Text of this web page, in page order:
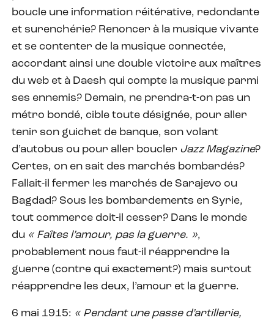
boucle une information réitérative, redondante
et surenchérie? Renoncer à la musique vivante
et se contenter de la musique connectée,
accordant ainsi une double victoire aux maîtres
du web et à Daesh qui compte la musique parmi
ses ennemis? Demain, ne prendra-t-on pas un
métro bondé, cible toute désignée, pour aller
tenir son guichet de banque, son volant
d’autobus ou pour aller boucler Jazz Magazine?
Certes, on en sait des marchés bombardés?
Fallait-il fermer les marchés de Sarajevo ou
Bagdad? Sous les bombardements en Syrie,
tout commerce doit-il cesser? Dans le monde
du « Faîtes l’amour, pas la guerre. »,
probablement nous faut-il réapprendre la
guerre (contre qui exactement?) mais surtout
réapprendre les deux, l’amour et la guerre.
6 mai 1915: « Pendant une passe d’artillerie,